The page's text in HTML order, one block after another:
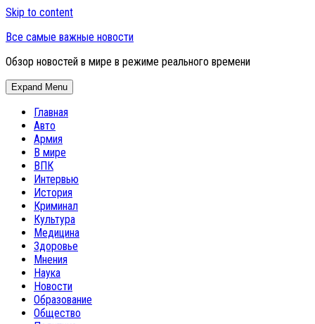
Skip to content
Все самые важные новости
Обзор новостей в мире в режиме реального времени
Expand Menu
Главная
Авто
Армия
В мире
ВПК
Интервью
История
Криминал
Культура
Медицина
Здоровье
Мнения
Наука
Новости
Образование
Общество